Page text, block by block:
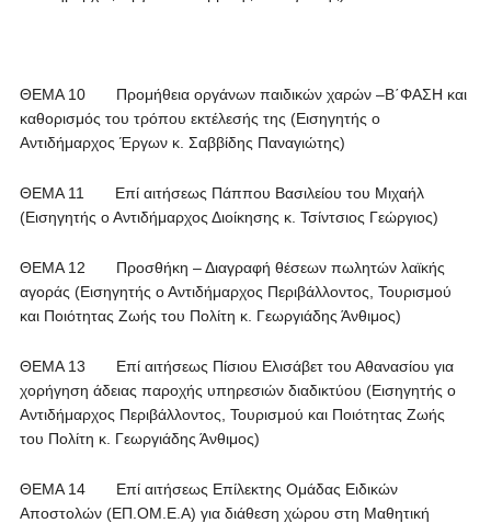
ΘΕΜΑ 10 Προμήθεια οργάνων παιδικών χαρών –Β΄ΦΑΣΗ και
καθορισμός του τρόπου εκτέλεσής της (Εισηγητής ο
Αντιδήμαρχος Έργων κ. Σαββίδης Παναγιώτης)
ΘΕΜΑ 11 Επί αιτήσεως Πάππου Βασιλείου του Μιχαήλ
(Εισηγητής ο Αντιδήμαρχος Διοίκησης κ. Τσίντσιος Γεώργιος)
ΘΕΜΑ 12 Προσθήκη – Διαγραφή θέσεων πωλητών λαϊκής
αγοράς (Εισηγητής ο Αντιδήμαρχος Περιβάλλοντος, Τουρισμού
και Ποιότητας Ζωής του Πολίτη κ. Γεωργιάδης Άνθιμος)
ΘΕΜΑ 13 Επί αιτήσεως Πίσιου Ελισάβετ του Αθανασίου για
χορήγηση άδειας παροχής υπηρεσιών διαδικτύου (Εισηγητής ο
Αντιδήμαρχος Περιβάλλοντος, Τουρισμού και Ποιότητας Ζωής
του Πολίτη κ. Γεωργιάδης Άνθιμος)
ΘΕΜΑ 14 Επί αιτήσεως Επίλεκτης Ομάδας Ειδικών
Αποστολών (ΕΠ.ΟΜ.Ε.Α) για διάθεση χώρου στη Μαθητική